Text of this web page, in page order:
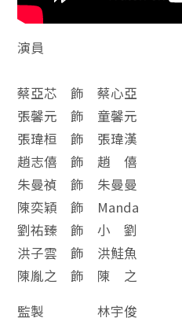
演員
蔡亞芯 飾 蔡心亞
張馨元 飾 童馨元
張瑋桓 飾 張瑋漢
趙志僖 飾 趙 僖
朱曼禎 飾 朱曼曼
陳奕穎 飾 Manda
劉祐臻 飾 小 劉
洪子雲 飾 洪鮭魚
陳胤之 飾 陳 之
監製 林宇俊